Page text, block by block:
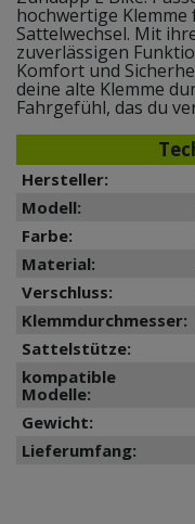
hochwertige
Sattelwechsel. Mit
zuverlässigen
Komfort und
deine alte Klemme
Fahrgefühl, das du
Hersteller:
Modell:
Farbe:
Material:
Verschluss:
Klemmdurchmesser:
Sattelstütze:
kompatible
Modelle:
Gewicht:
Lieferumfang: